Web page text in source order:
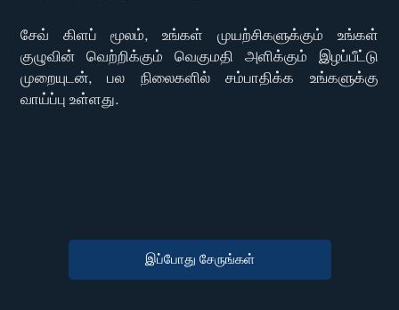
சேவ் கிளப் மூலம், உங்கள் முயற்சிகளுக்கும் உங்கள்
குழுவின் வெற்றிக்கும் வெகுமதி அளிக்கும் இழப்பீட்டு
முறையுடன், பல நிலைகளில் சம்பாதிக்க உங்களுக்கு
வாய்ப்பு உள்ளது.
இப்போது சேருங்கள்